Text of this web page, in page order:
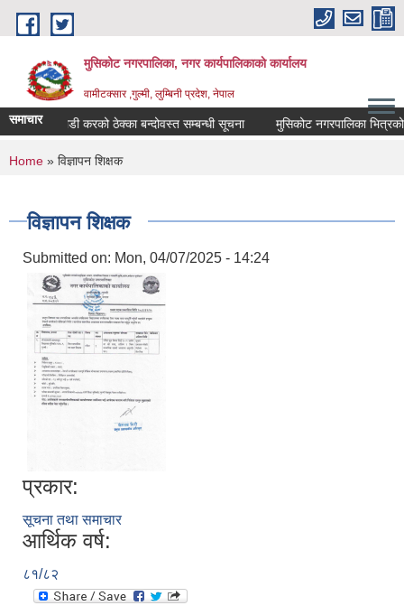
Skip to main content
मुसिकोट नगरपालिका, नगर कार्यपालिकाकाे कार्यालय
वामीटक्सार ,गुल्मी, लुम्बिनी प्रदेश, नेपाल
समाचारकवाडी करको ठेक्का बन्दोवस्त सम्बन्धी सूचना मुसिकोट नगरपालिका भित्रको
You are here
Home » विज्ञापन शिक्षक
विज्ञापन शिक्षक
Submitted on: Mon, 04/07/2025 - 14:24
प्रकार:
सूचना तथा समाचार
आर्थिक वर्ष:
८१/८२